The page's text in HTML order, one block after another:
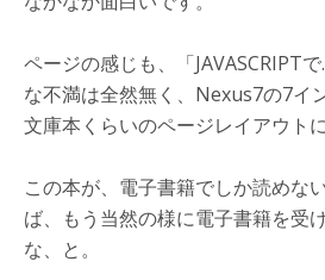
ページの感じも、「JAVASCRIPT
な不満は全然無く、Nexus7の7イ
文庫本くらいのページレイアウト
この本が、電子書籍でしか読めな
ば、もう当然の様に電子書籍を受
な、と。